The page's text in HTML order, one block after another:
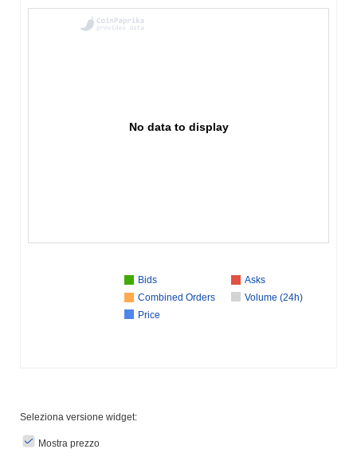
No data to display
Bids
Asks
Combined Orders
Volume (24h)
Price
Seleziona versione widget:
Mostra prezzo